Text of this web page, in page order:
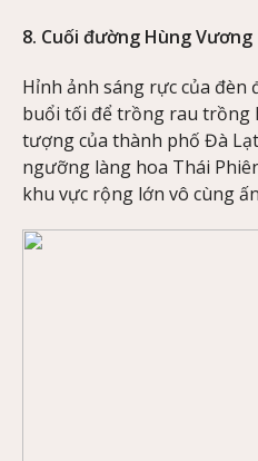
8. Cuối đường Hùng Vương
Hỉnh ảnh sáng rực của đèn
buổi tối để trồng rau trồng
tượng của thành phố Đà
ngưỡng làng hoa Thái
khu vực rộng lớn vô cùng